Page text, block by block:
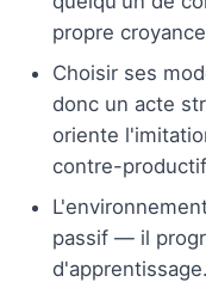
propre
Choisir ses
donc un acte
oriente
contre-
passif — il
d'apprentissage.